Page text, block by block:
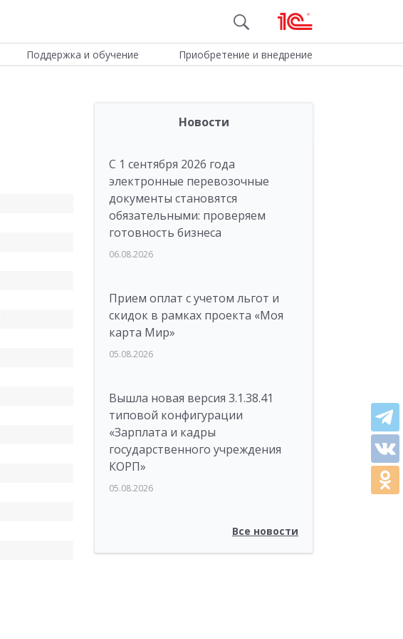
Поддержка и обучение Приобретение и внедрение
Новости
С 1 сентября 2026 года
электронные перевозочные
документы становятся
обязательными: проверяем
готовность бизнеса
06.08.2026
Прием оплат с учетом льгот и
скидок в рамках проекта «Моя
карта Мир»
05.08.2026
Вышла новая версия 3.1.38.41
типовой конфигурации
«Зарплата и кадры
государственного учреждения
КОРП»
05.08.2026
Все новости